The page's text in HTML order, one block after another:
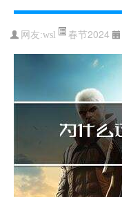
网友:wsl 春节2024